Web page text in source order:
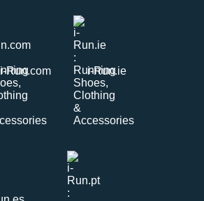
i-Run.com i-Run.ie